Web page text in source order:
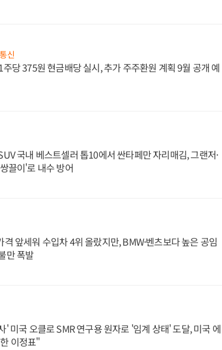
신
당 375원 현금배당 실시, 추가 주주환원 계획 9월 공개 예
국내 베스트셀러 톱10에서 싼타페만 자리매김, 그랜저·
끌이'로 내수 방어
격 앞세워 수입차 4위 올랐지만, BMW·벤츠보다 높은 공임
만 폭발
' 미국 오클로 SMR 연구용 원자로 '임계 상태' 도달, 미국 에
이정표"